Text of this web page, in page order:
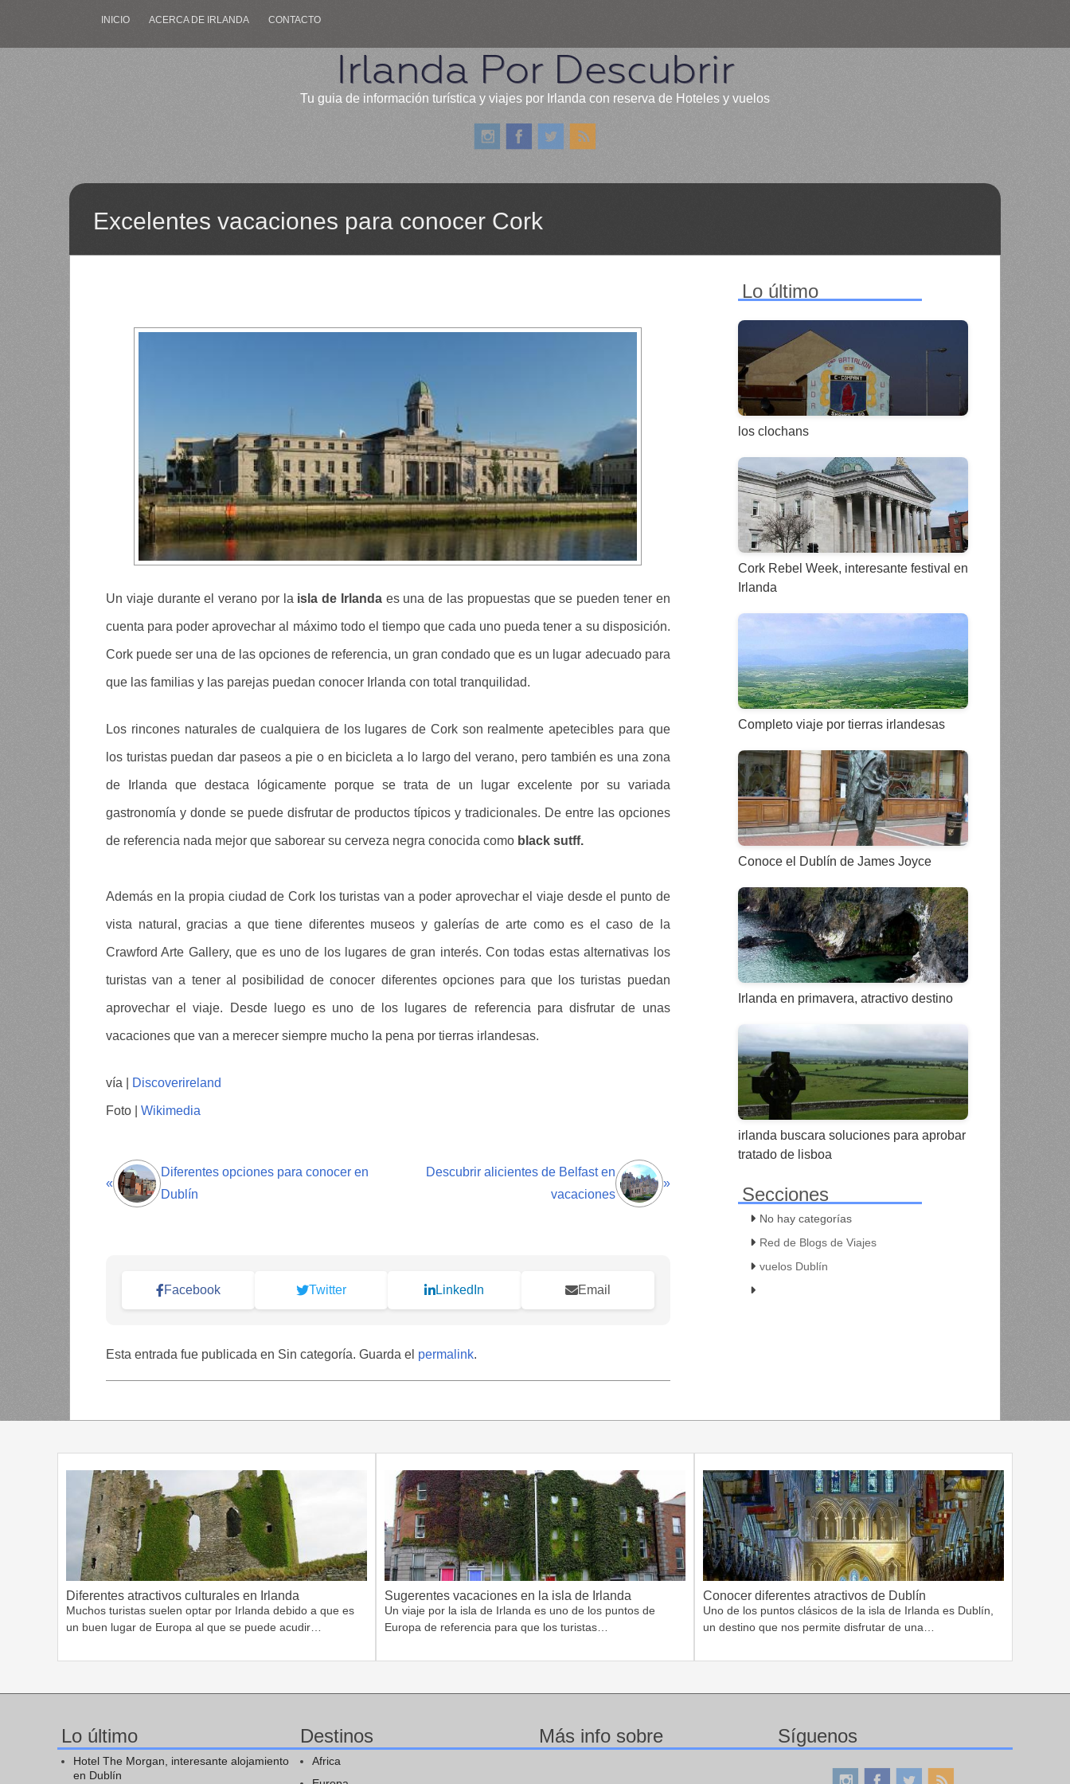
INICIO ACERCA DE IRLANDA CONTACTO
Irlanda Por Descubrir
Tu guia de información turística y viajes por Irlanda con reserva de Hoteles y vuelos
Excelentes vacaciones para conocer Cork
Un viaje durante el verano por la isla de Irlandaes una de las propuestas que se pueden tener en
cuenta para poder aprovechar al máximo todo el tiempo que cada uno pueda tener a su disposición.
Cork puede ser una de las opciones de referencia, un gran condado que es un lugar adecuado para
que las familias y las parejas puedan conocer Irlanda con total tranquilidad.
Los rincones naturales de cualquiera de los lugares de Cork son realmente apetecibles para que
los turistas puedan dar paseos a pie o en bicicleta a lo largo del verano, pero también es una zona
de Irlanda que destaca lógicamente porque se trata de un lugar excelente por su variada
gastronomía y donde se puede disfrutar de productos típicos y tradicionales. De entre las opciones
de referencia nada mejor que saborear su cerveza negra conocida como black sutff.
Además en la propia ciudad de Cork los turistas van a poder aprovechar el viaje desde el punto de
vista natural, gracias a que tiene diferentes museos y galerías de arte como es el caso de la
Crawford Arte Gallery, que es uno de los lugares de gran interés. Con todas estas alternativas los
turistas van a tener al posibilidad de conocer diferentes opciones para que los turistas puedan
aprovechar el viaje. Desde luego es uno de los lugares de referencia para disfrutar de unas
vacaciones que van a merecer siempre mucho la pena por tierras irlandesas.
vía | Discoverireland
Foto | Wikimedia
«
Diferentes opciones para conocer en
Dublín
Descubrir alicientes de Belfast en
vacaciones
»
Facebook Twitter LinkedIn Email
Esta entrada fue publicada en Sin categoría. Guarda el permalink.
Lo último
los clochans
Cork Rebel Week, interesante festival en
Irlanda
Completo viaje por tierras irlandesas
Conoce el Dublín de James Joyce
Irlanda en primavera, atractivo destino
irlanda buscara soluciones para aprobar
tratado de lisboa
Secciones
No hay categorías
Red de Blogs de Viajes
vuelos Dublín
Diferentes atractivos culturales en Irlanda
Muchos turistas suelen optar por Irlanda debido a que es
un buen lugar de Europa al que se puede acudir…
Sugerentes vacaciones en la isla de Irlanda
Un viaje por la isla de Irlanda es uno de los puntos de
Europa de referencia para que los turistas…
Conocer diferentes atractivos de Dublín
Uno de los puntos clásicos de la isla de Irlanda es Dublín,
un destino que nos permite disfrutar de una…
Lo último
Hotel The Morgan, interesante alojamiento
en Dublín
Destinos
Africa
Más info sobre Síguenos